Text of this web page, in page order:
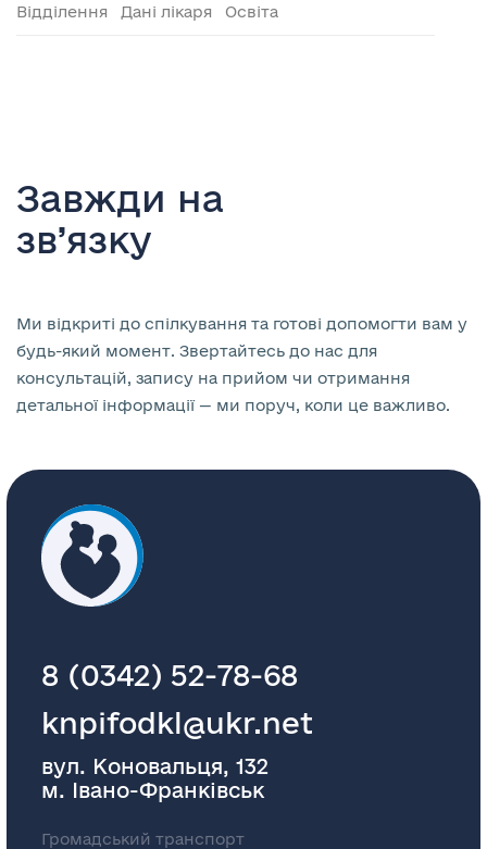
Відділення Дані лікаря Освіта
Завжди на
зв’язку
Ми відкриті до спілкування та готові допомогти вам у
будь-який момент. Звертайтесь до нас для
консультацій, запису на прийом чи отримання
детальної інформації — ми поруч, коли це важливо.
8 (0342) 52-78-68
knpifodkl@ukr.net
вул. Коновальця, 132
м. Івано-Франківськ
Громадський транспорт